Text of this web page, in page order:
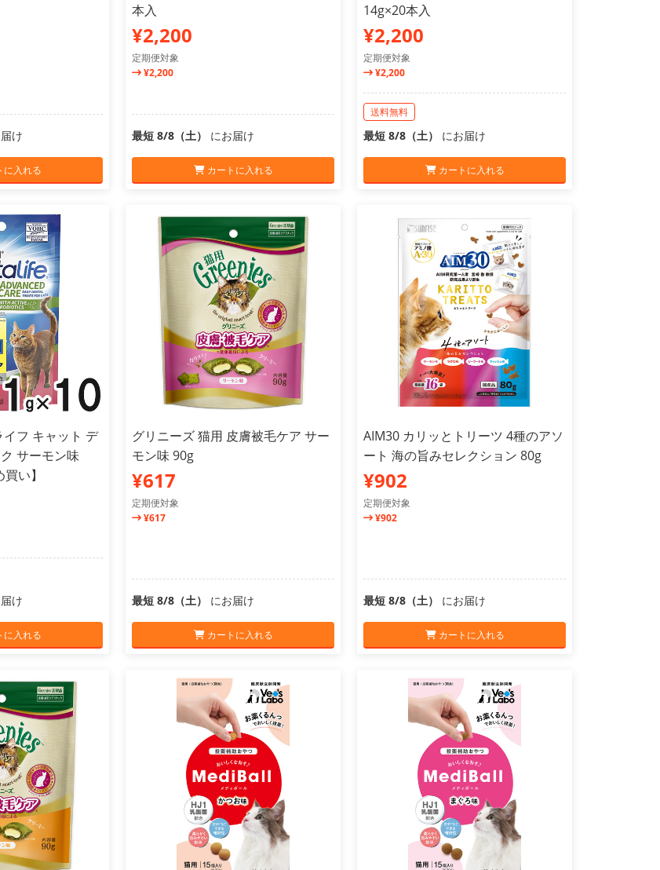
け
入れる
本入
¥2,200
定期便対象
¥2,200
最短 8/8（土） にお届け
カートに入れる
14g×20本入
¥2,200
定期便対象
¥2,200
送料無料
最短 8/8（土） にお届け
カートに入れる
フ キャット デ
サーモン味
い】
け
入れる
グリニーズ 猫用 皮膚被毛ケア サー
モン味 90g
¥617
定期便対象
¥617
最短 8/8（土） にお届け
カートに入れる
AIM30 カリッとトリーツ 4種のアソ
ート 海の旨みセレクション 80g
¥902
定期便対象
¥902
最短 8/8（土） にお届け
カートに入れる